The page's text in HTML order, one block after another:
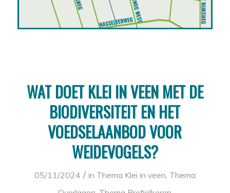
WAT DOET KLEI IN VEEN MET DE
BIODIVERSITEIT EN HET
VOEDSELAANBOD VOOR
WEIDEVOGELS?
05/11/2024 / in Thema Klei in veen, Thema